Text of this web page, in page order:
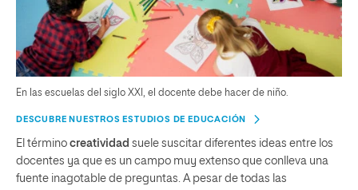
En las escuelas del siglo XXI, el docente debe hacer de niño.
DESCUBRE NUESTROS ESTUDIOS DE EDUCACIÓN
El término creatividad suele suscitar diferentes ideas entre los
docentes ya que es un campo muy extenso que conlleva una
fuente inagotable de preguntas. A pesar de todas las